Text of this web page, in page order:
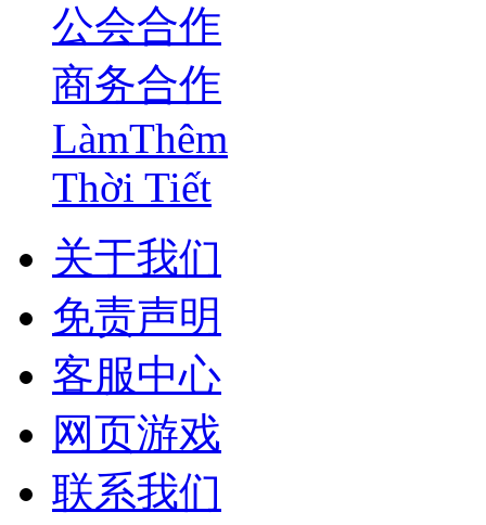
公会合作
商务合作
LàmThêm
Thời Tiết
关于我们
免责声明
客服中心
网页游戏
联系我们